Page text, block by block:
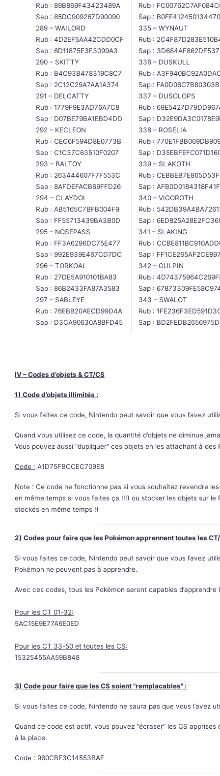
Rub : 89B869F43423489A
Sap : 85DC909267D90090
289 – WAILORD
Rub : 4D2EF5AA42CDD0CF
Sap : 6D11875E3F3099A3
290 – SKITTY
Rub : B4C93B478319C8C7
Sap : 2C12C29A7AA1A374
291 – DELCATTY
Rub : 1779F9E3AD76A7C8
Sap : D07BE79BA1EBD4DD
292 – KECLEON
Rub : CEC6F594D8E0773B
Sap : C1C37C63510F0207
293 – BALTOY
Rub : 263444607F7F553C
Sap : 8AFDEFACB69FFD26
294 – CLAYDOL
Rub : AB5165C7BFB004F9
Sap : FF55713439BA3B0D
295 – NOSEPASS
Rub : FF3A6296DC75E477
Sap : 992E939E467CD7DC
296 – TORKOAL
Rub : 27DE5A910101BA83
Sap : 86B2433FA87A3583
297 – SABLEYE
Rub : 76EBB20AECD99D4A
Sap : D3CA90630A8BFD45
Rub :
Sap : B0FE412450134470
335 – WYNAUT
Rub :
Sap :
336 – DUSKULL
Rub :
Sap :
337 – DUSCLOPS
Rub :
Sap :
338 – ROSELIA
Rub :
Sap :
339 – SLAKOTH
Rub :
Sap : AFB0D0184318F41F
340 – VIGOROTH
Rub :
Sap :
341 – SLAKING
Rub :
Sap :
342 – GULPIN
Rub :
Sap :
343 – SWALOT
Rub :
Sap :
IV – Codes d’objets & CT/CS
1) Code d’objets illimités :
Si vous faites ce code, Nintendo peut savoir que vous l’avez
Quand vous utilisez ce code, la quantité d’objets ne diminue
Vous pouvez aussi "dupliquer" ces objets en les attachant à des
Code : A1D75FBCCEC709E8
Note : Ce code ne fonctionne pas si vous souhaitez revendre
en même temps si vous faites ça !!!) ou stocker les objets sur
stockés en même temps !)
2) Codes pour faire que les Pokémon apprennent toutes les
Si vous faites ce code, Nintendo peut savoir que vous l’avez
Pokémon ne peuvent pas à apprendre.
Avec ces codes, tous les Pokémon seront capables
Pour les CT 01-32:
5AC15E9E77A6E0ED
Pour les CT 33-50 et toutes les CS:
15325455AA59B848
3) Code pour faire que les CS soient "remplacables" :
Si vous faites ce code, Nintendo ne saura pas que vous l’avez
Quand ce code est actif, vous pouvez "écraser" les CS
à la place.
Code : 960CBF3C14553BAE